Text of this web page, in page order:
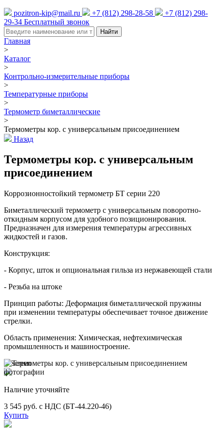
pozitron-kip@mail.ru +7 (812) 298-28-58
+7 (812) 298-
29-34 Бесплатный звонок
Найти
Главная
>
Каталог
>
Контрольно-измерительные приборы
>
Температурные приборы
>
Термометр биметаллические
>
Термометры кор. с универсальным присоединением
Назад
Термометры кор. с универсальным
присоединением
Коррозионностойкий термометр БТ серии 220
Биметаллический термометр с универсальным поворотно-
откидным корпусом для удобного позиционирования.
Предназначен для измерения температуры агрессивных
жидкостей и газов.
Конструкция:
- Корпус, шток и опциональная гильза из нержавеющей стали
- Резьба на штоке
Принцип работы: Деформация биметаллической пружины
при изменении температуры обеспечивает точное движение
стрелки.
Область применения: Химическая, нефтехимическая
промышленность и машиностроение.
Наличие уточняйте
3 545 руб. с НДС (БТ-44.220-46)
Купить